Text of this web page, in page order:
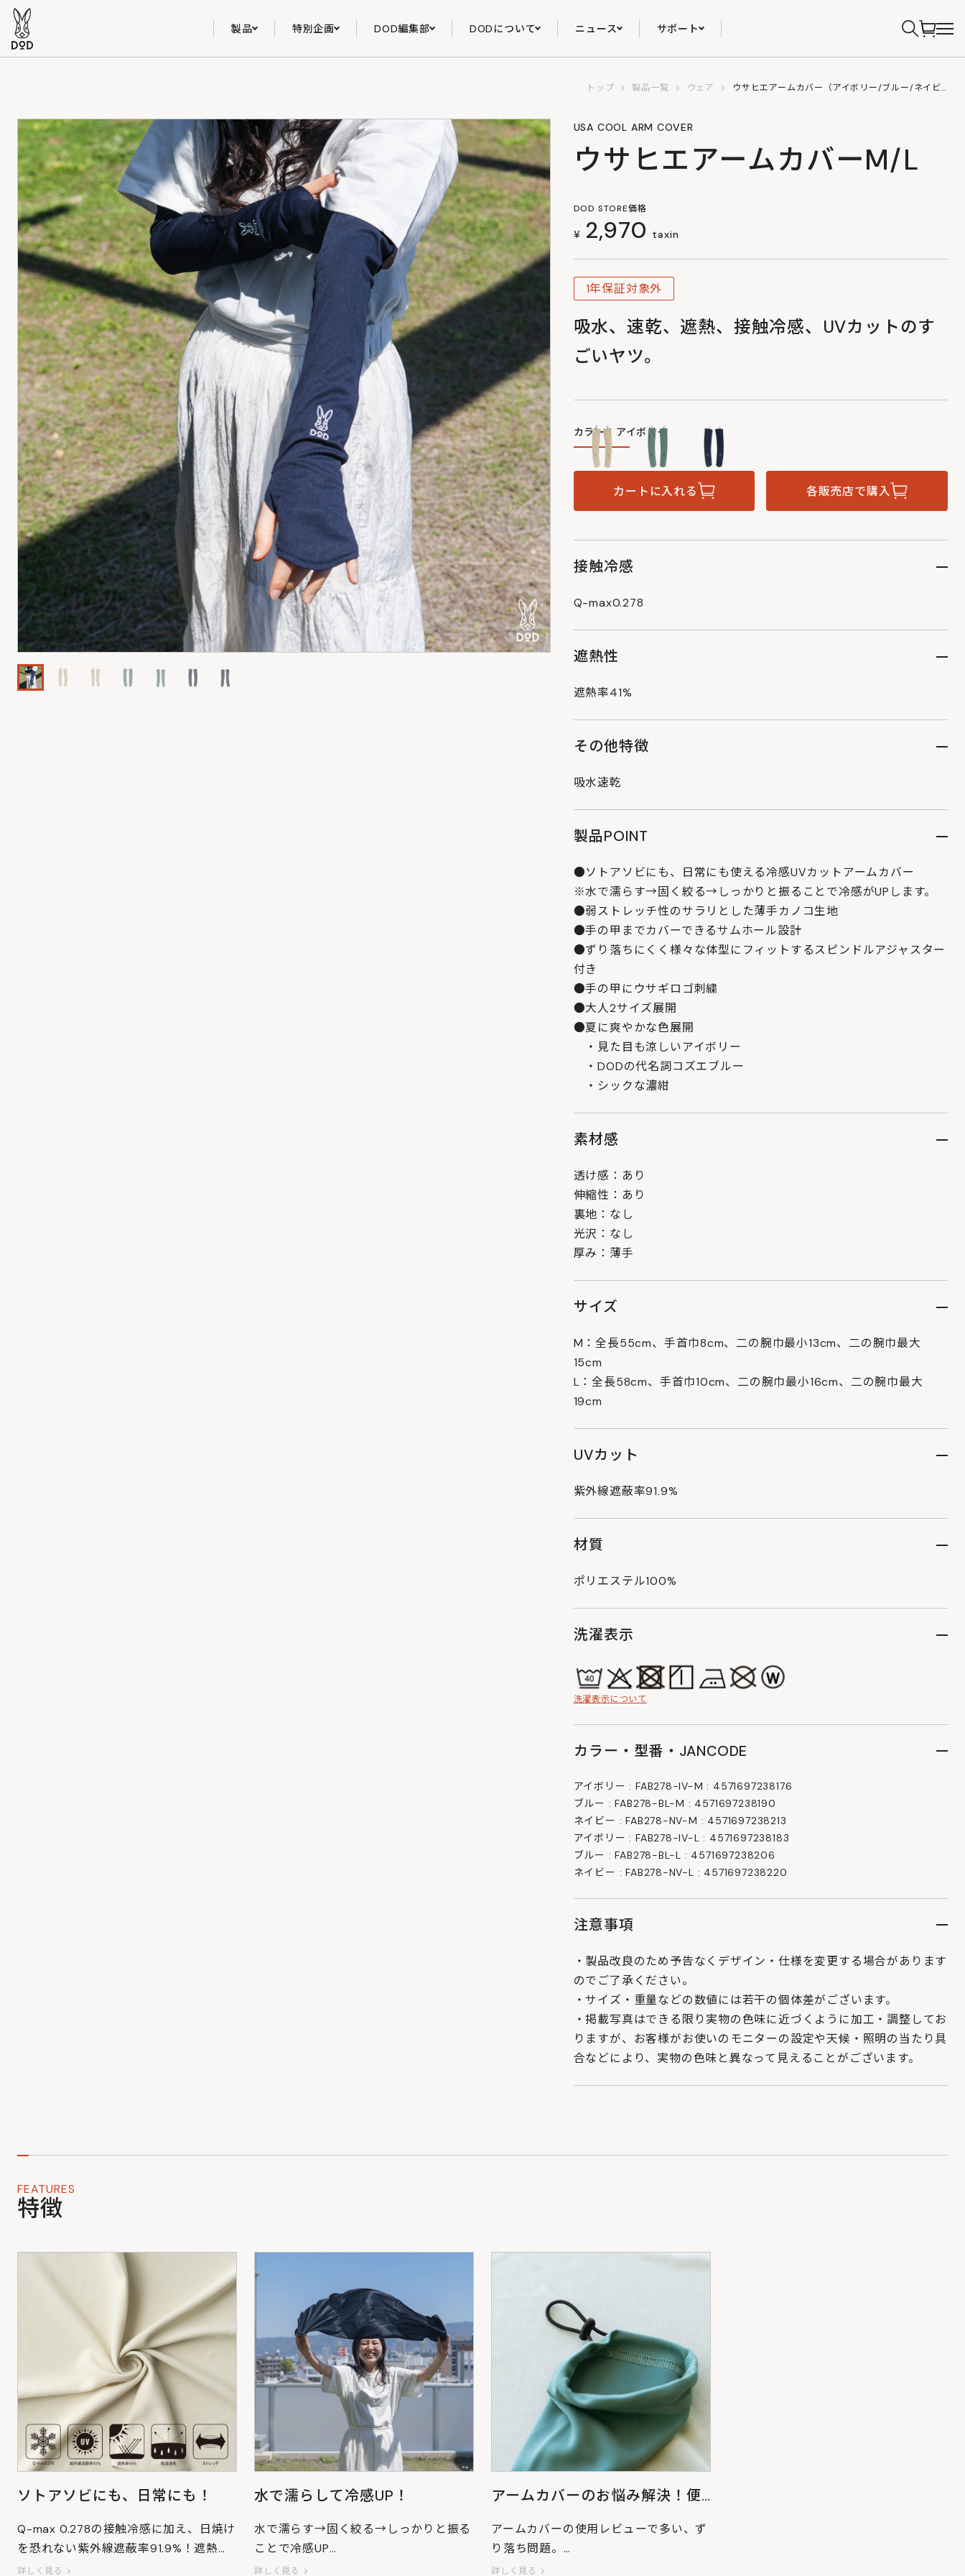
製品 特別企画 DOD編集部 DODについて ニュース サポート
トップ 製品一覧 ウェア ウサヒエアームカバー（アイボリー/ブルー/ネイビー）FAB278-IV/BL/NV-M/L
USA COOL ARM COVER
ウサヒエアームカバーM/L
DOD STORE価格
¥ 2,970 taxin
1年保証対象外
吸水、速乾、遮熱、接触冷感、UVカットのす
ごいヤツ。
カラー：アイボリー
カートに入れる 各販売店で購入
接触冷感
Q-max0.278
遮熱性
遮熱率41%
その他特徴
吸水速乾
製品POINT
●ソトアソビにも、日常にも使える冷感UVカットアームカバー
※水で濡らす→固く絞る→しっかりと振ることで冷感がUPします。
●弱ストレッチ性のサラリとした薄手カノコ生地
●手の甲までカバーできるサムホール設計
●ずり落ちにくく様々な体型にフィットするスピンドルアジャスター
付き
●手の甲にウサギロゴ刺繍
●大人2サイズ展開
●夏に爽やかな色展開
・見た目も涼しいアイボリー
・DODの代名詞コズエブルー
・シックな濃紺
素材感
透け感：あり
伸縮性：あり
裏地：なし
光沢：なし
厚み：薄手
サイズ
M：全長55cm、手首巾8cm、二の腕巾最小13cm、二の腕巾最大
15cm
L：全長58cm、手首巾10cm、二の腕巾最小16cm、二の腕巾最大
19cm
UVカット
紫外線遮蔽率91.9%
材質
ポリエステル100%
洗濯表示
洗濯表示について
カラー・型番・JANCODE
アイボリー : FAB278-IV-M : 4571697238176
ブルー : FAB278-BL-M : 4571697238190
ネイビー : FAB278-NV-M : 4571697238213
アイボリー : FAB278-IV-L : 4571697238183
ブルー : FAB278-BL-L : 4571697238206
ネイビー : FAB278-NV-L : 4571697238220
注意事項
・製品改良のため予告なくデザイン・仕様を変更する場合があります
のでご了承ください。
・サイズ・重量などの数値には若干の個体差がございます。
・掲載写真はできる限り実物の色味に近づくように加工・調整してお
りますが、お客様がお使いのモニターの設定や天候・照明の当たり具
合などにより、実物の色味と異なって見えることがございます。
FEATURES
特徴
ソトアソビにも、日常にも！
Q-max 0.278の接触冷感に加え、日焼け
を恐れない紫外線遮蔽率91.9%！遮熱率
41%！！
詳しく見る
水で濡らして冷感UP！
水で濡らす→固く絞る→しっかりと振る
ことで冷感UP
気化熱を利用して、体温を逃がしてくれ
詳しく見る
アームカバーのお悩み解決！便
利なアジャスター設計。
アームカバーの使用レビューで多い、ず
り落ち問題。
DODが「軽くて止まる」スピンドルアジ
詳しく見る